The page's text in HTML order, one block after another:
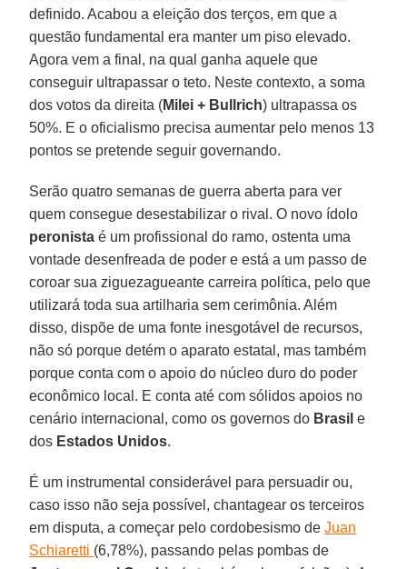
definido. Acabou a eleição dos terços, em que a
questão fundamental era manter um piso elevado.
Agora vem a final, na qual ganha aquele que
conseguir ultrapassar o teto. Neste contexto, a soma
dos votos da direita (Milei + Bullrich) ultrapassa os
50%. E o oficialismo precisa aumentar pelo menos 13
pontos se pretende seguir governando.
Serão quatro semanas de guerra aberta para ver
quem consegue desestabilizar o rival. O novo ídolo
peronista é um profissional do ramo, ostenta uma
vontade desenfreada de poder e está a um passo de
coroar sua ziguezagueante carreira política, pelo que
utilizará toda sua artilharia sem cerimônia. Além
disso, dispõe de uma fonte inesgotável de recursos,
não só porque detém o aparato estatal, mas também
porque conta com o apoio do núcleo duro do poder
econômico local. E conta até com sólidos apoios no
cenário internacional, como os governos do Brasil e
dos Estados Unidos.
É um instrumental considerável para persuadir ou,
caso isso não seja possível, chantagear os terceiros
em disputa, a começar pelo cordobesismo deJuan
Schiaretti (6,78%), passando pelas pombas de